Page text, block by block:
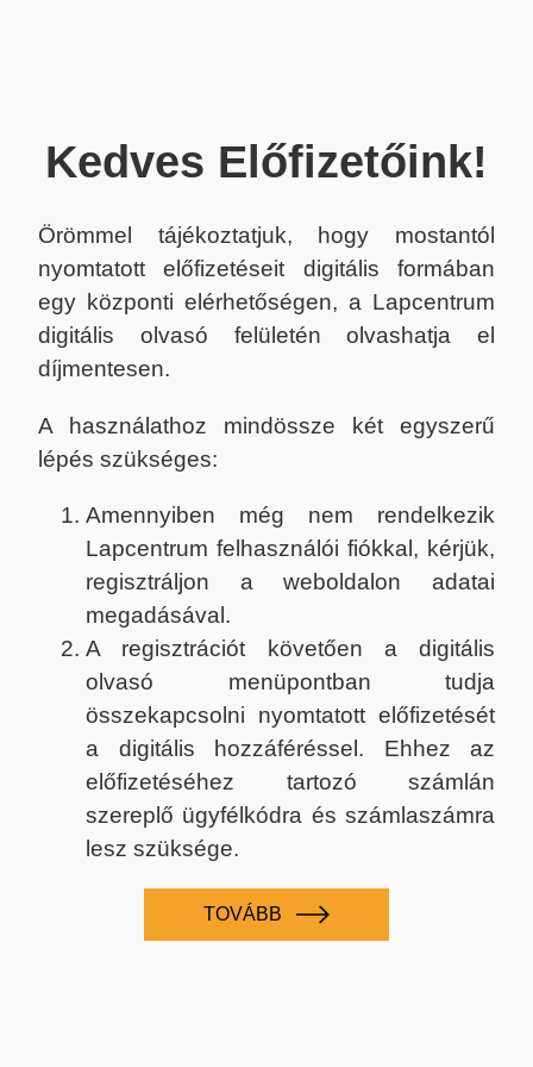
Kedves Előfizetőink!
Örömmel tájékoztatjuk, hogy mostantól
nyomtatott előfizetéseit digitális formában
egy központi elérhetőségen, a Lapcentrum
digitális olvasó felületén olvashatja el
díjmentesen.
A használathoz mindössze két egyszerű
lépés szükséges:
Amennyiben még nem rendelkezik
Lapcentrum felhasználói fiókkal, kérjük,
regisztráljon a weboldalon adatai
megadásával.
A regisztrációt követően a digitális
olvasó menüpontban tudja
összekapcsolni nyomtatott előfizetését
a digitális hozzáféréssel. Ehhez az
előfizetéséhez tartozó számlán
szereplő ügyfélkódra és számlaszámra
lesz szüksége.
TOVÁBB